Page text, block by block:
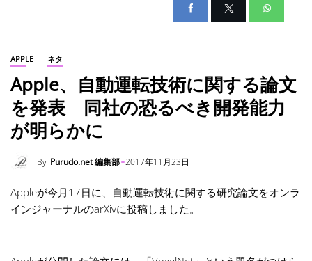
APPLE ネタ
Apple、自動運転技術に関する論文
を発表 同社の恐るべき開発能力
が明らかに
By Purudo.net 編集部 2017年11月23日
Appleが今月17日に、自動運転技術に関する研究論文をオンラ
インジャーナルのarXivに投稿しました。